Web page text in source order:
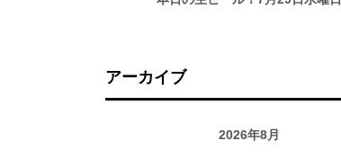
アーカイブ
2026年8月